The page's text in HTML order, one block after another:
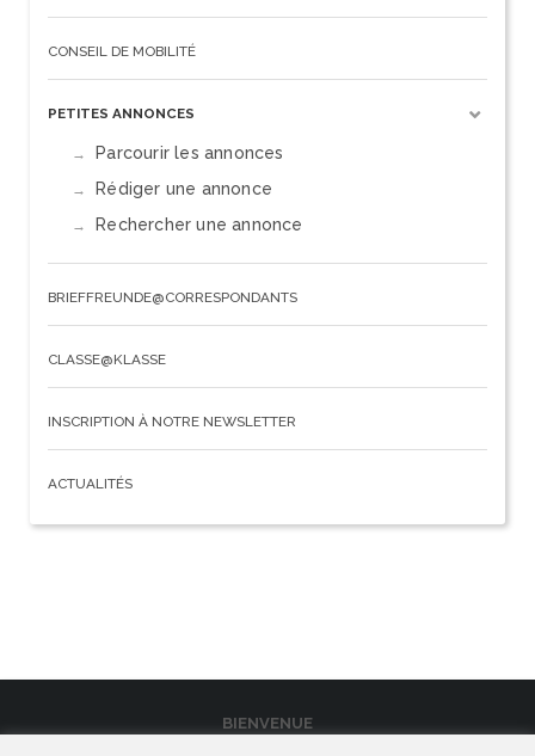
CONSEIL DE MOBILITÉ
PETITES ANNONCES
Parcourir les annonces
Rédiger une annonce
Rechercher une annonce
BRIEFFREUNDE@CORRESPONDANTS
CLASSE@KLASSE
INSCRIPTION À NOTRE NEWSLETTER
ACTUALITÉS
BIENVENUE